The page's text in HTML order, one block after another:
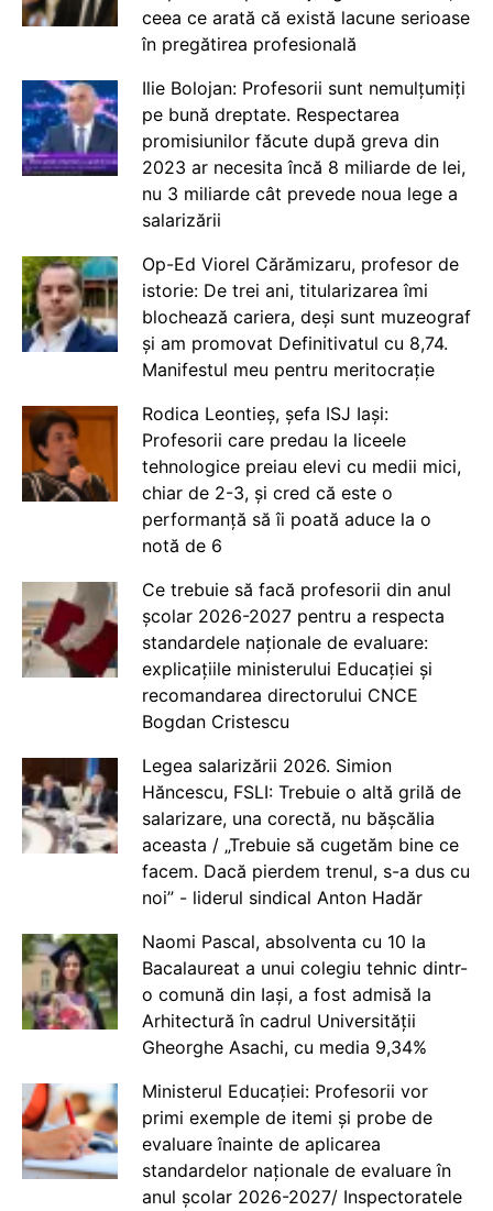
ceea ce arată că există lacune serioase
în pregătirea profesională
Ilie Bolojan: Profesorii sunt nemulțumiți
pe bună dreptate. Respectarea
promisiunilor făcute după greva din
2023 ar necesita încă 8 miliarde de lei,
nu 3 miliarde cât prevede noua lege a
salarizării
Op-Ed Viorel Cărămizaru, profesor de
istorie: De trei ani, titularizarea îmi
blochează cariera, deși sunt muzeograf
și am promovat Definitivatul cu 8,74.
Manifestul meu pentru meritocrație
Rodica Leontieș, șefa ISJ Iași:
Profesorii care predau la liceele
tehnologice preiau elevi cu medii mici,
chiar de 2-3, și cred că este o
performanță să îi poată aduce la o
notă de 6
Ce trebuie să facă profesorii din anul
școlar 2026-2027 pentru a respecta
standardele naționale de evaluare:
explicațiile ministerului Educației și
recomandarea directorului CNCE
Bogdan Cristescu
Legea salarizării 2026. Simion
Hăncescu, FSLI: Trebuie o altă grilă de
salarizare, una corectă, nu bășcălia
aceasta / „Trebuie să cugetăm bine ce
facem. Dacă pierdem trenul, s-a dus cu
noi” - liderul sindical Anton Hadăr
Naomi Pascal, absolventa cu 10 la
Bacalaureat a unui colegiu tehnic dintr-
o comună din Iași, a fost admisă la
Arhitectură în cadrul Universității
Gheorghe Asachi, cu media 9,34%
Ministerul Educației: Profesorii vor
primi exemple de itemi și probe de
evaluare înainte de aplicarea
standardelor naționale de evaluare în
anul școlar 2026-2027/ Inspectoratele